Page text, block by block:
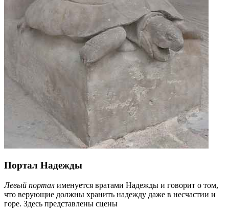
Портал Надежды
Левый портал именуется вратами Надежды и говорит о том,
что верующие должны хранить надежду даже в несчастии и
горе. Здесь представлены сцены